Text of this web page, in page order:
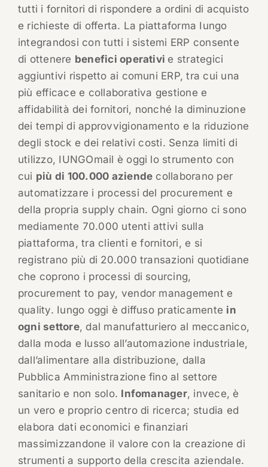
tutti i fornitori di rispondere a ordini di acquisto
e richieste di offerta. La piattaforma Iungo
integrandosi con tutti i sistemi ERP consente
di ottenere benefici operativi e strategici
aggiuntivi rispetto ai comuni ERP, tra cui una
più efficace e collaborativa gestione e
affidabilità dei fornitori, nonché la diminuzione
dei tempi di approvvigionamento e la riduzione
degli stock e dei relativi costi. Senza limiti di
utilizzo, IUNGOmail è oggi lo strumento con
cui più di 100.000 aziende collaborano per
automatizzare i processi del procurement e
della propria supply chain. Ogni giorno ci sono
mediamente 70.000 utenti attivi sulla
piattaforma, tra clienti e fornitori, e si
registrano più di 20.000 transazioni quotidiane
che coprono i processi di sourcing,
procurement to pay, vendor management e
quality. Iungo oggi è diffuso praticamente in
ogni settore, dal manufatturiero al meccanico,
dalla moda e lusso all’automazione industriale,
dall’alimentare alla distribuzione, dalla
Pubblica Amministrazione fino al settore
sanitario e non solo. Infomanager, invece, è
un vero e proprio centro di ricerca; studia ed
elabora dati economici e finanziari
massimizzandone il valore con la creazione di
strumenti a supporto della crescita aziendale.